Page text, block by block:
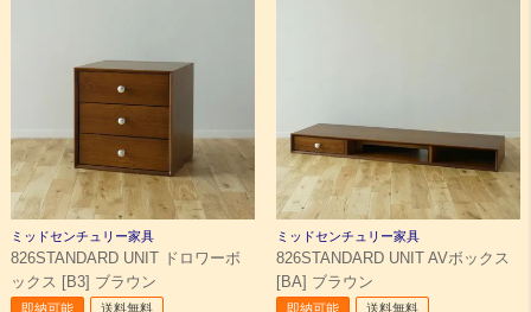
ミッドセンチュリー家具
826STANDARD UNIT ドロワーボ
ックス [B3] ブラウン
即納可能 送料無料
ミッドセンチュリー家具
826STANDARD UNIT AVボックス
[BA] ブラウン
即納可能 送料無料